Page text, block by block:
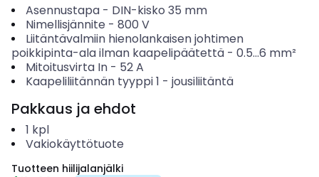
Asennustapa- DIN-kisko 35 mm
Nimellisjännite - 800 V
Liitäntävalmiin hienolankaisen johtimen
poikkipinta-ala ilman kaapelipäätettä - 0.5...6 mm²
Mitoitusvirta In- 52A
Kaapeliliitännän tyyppi 1 - jousiliitäntä
Pakkaus ja ehdot
1 kpl
Vakiokäyttötuote
Tuotteen hiilijalanjälki